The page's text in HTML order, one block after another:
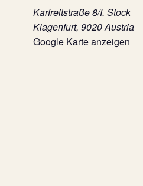
Karfreitstraße 8/I. Stock
Klagenfurt, 9020Austria
Google Karte anzeigen